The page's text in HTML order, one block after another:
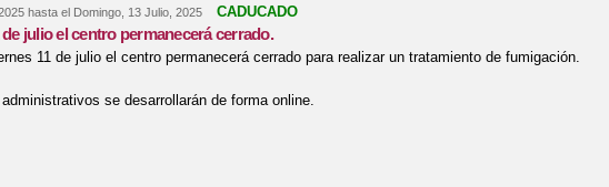
hasta el Domingo, 13 Julio, 2025 CADUCADO
de julio el centro permanecerá cerrado.
11 de julio el centro permanecerá cerrado para realizar un tratamiento de fumigación.
se desarrollarán de forma online.